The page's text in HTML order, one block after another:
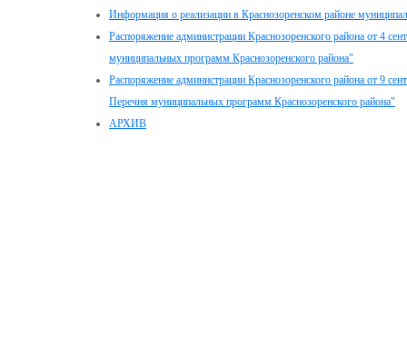
Информация о реализации в Краснозоренском районе
Распоряжение администрации Краснозоренского района от 4
муниципальных программ Краснозоренского района"
Распоряжение администрации Краснозоренского района от 9
Перечня муниципальных программ Краснозоренского района"
АРХИВ